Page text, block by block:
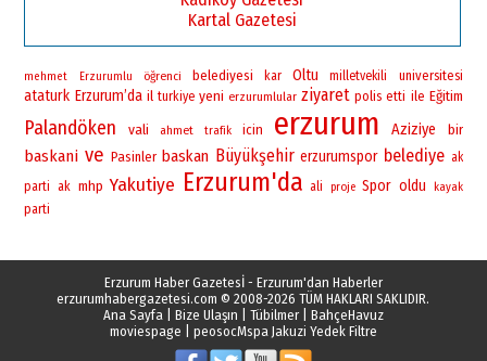
Kartal Gazetesi
mehmet Erzurumlu öğrenci belediyesi kar Oltu milletvekili universitesi
ataturk Erzurum’da il turkiye yeni erzurumlular ziyaret polis etti ile Eğitim
Palandöken vali ahmet trafik icin erzurum Aziziye bir
baskani ve Pasinler baskan Büyükşehir erzurumspor belediye ak
parti ak mhp Yakutiye Erzurum'da ali proje Spor oldu kayak
parti
Erzurum Haber Gazetesİ - Erzurum'dan Haberler
erzurumhabergazetesi.com © 2008-2026 TÜM HAKLARI SAKLIDIR.
Ana Sayfa| Bize Ulaşın Tübilmer| BahçeHavuz
moviespage
peosocMspa Jakuzi Yedek Filtre